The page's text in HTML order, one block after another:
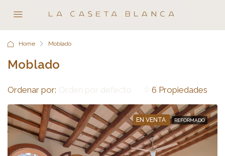
Home Moblado
Moblado
6 Propiedades
Ordenar por: Orden por defecto
EN VENTA REFORMADO